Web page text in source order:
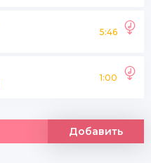
5:46
1:00
Добавить